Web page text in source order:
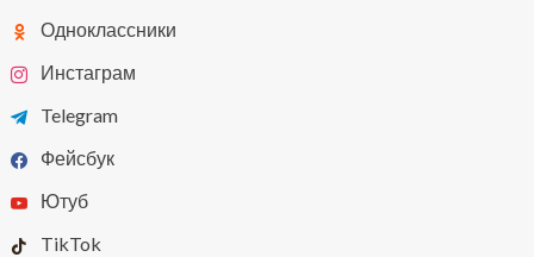
Одноклассники
Инстаграм
Telegram
Фейсбук
Ютуб
TikTok